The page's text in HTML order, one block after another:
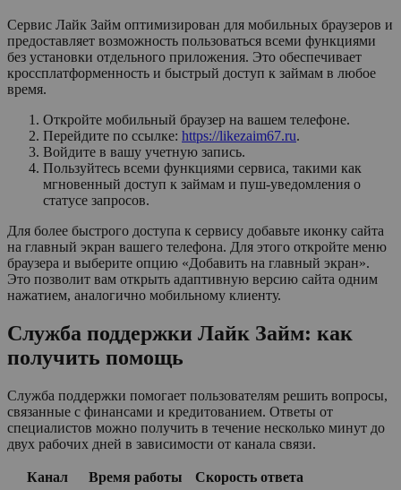
Сервис Лайк Займ оптимизирован для мобильных браузеров и
предоставляет возможность пользоваться всеми функциями
без установки отдельного приложения. Это обеспечивает
кроссплатформенность и быстрый доступ к займам в любое
время.
Откройте мобильный браузер на вашем телефоне.
Перейдите по ссылке: https://likezaim67.ru.
Войдите в вашу учетную запись.
Пользуйтесь всеми функциями сервиса, такими как
мгновенный доступ к займам и пуш-уведомления о
статусе запросов.
Для более быстрого доступа к сервису добавьте иконку сайта
на главный экран вашего телефона. Для этого откройте меню
браузера и выберите опцию «Добавить на главный экран».
Это позволит вам открыть адаптивную версию сайта одним
нажатием, аналогично мобильному клиенту.
Служба поддержки Лайк Займ: как
получить помощь
Служба поддержки помогает пользователям решить вопросы,
связанные с финансами и кредитованием. Ответы от
специалистов можно получить в течение несколько минут до
двух рабочих дней в зависимости от канала связи.
Канал Время работы
Скорость ответа